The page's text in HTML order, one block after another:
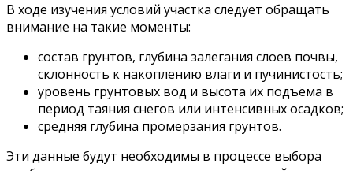
В ходе изучения условий участка следует обращать
внимание на такие моменты:
состав грунтов, глубина залегания слоев почвы,
склонность к накоплению влаги и пучинистость;
уровень грунтовых вод и высота их подъёма в
период таяния снегов или интенсивных осадков;
средняя глубина промерзания грунтов.
Эти данные будут необходимы в процессе выбора